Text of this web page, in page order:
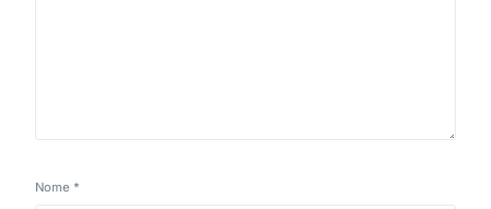
Nome *